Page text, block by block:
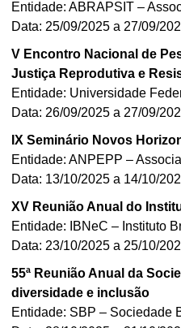
Entidade: ABRAPSIT –
Data: 25/09/2025 a 27/09/
V Encontro Nacional de
Justiça Reprodutiva e
Entidade: Universidade
Data: 26/09/2025 a 27/09/
IX Seminário Novos
Entidade: ANPEPP –
Data: 13/10/2025 a 14/10/
XV Reunião Anual do
Entidade: IBNeC – Instituto
Data: 23/10/2025 a 25/10/
55ª Reunião Anual da
diversidade e inclusão
Entidade: SBP – Sociedade